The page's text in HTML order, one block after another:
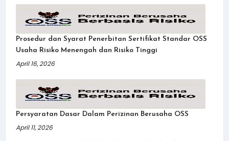
Prosedur dan Syarat Penerbitan Sertifikat Standar OSS
Usaha Risiko Menengah dan Risiko Tinggi
April 16, 2026
Persyaratan Dasar Dalam Perizinan Berusaha OSS
April 11, 2026